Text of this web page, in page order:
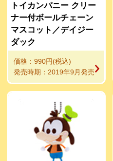
トイカンパニー クリー
ナー付ボールチェーン
マスコット／デイジー
ダック
価格：990円(税込)
発売時期：2019年9月発売